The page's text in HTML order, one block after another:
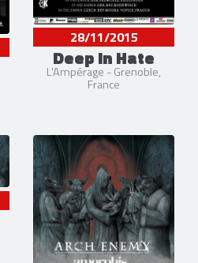
28/11/2015
Deep In Hate
L'Ampérage - Grenoble,
France